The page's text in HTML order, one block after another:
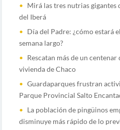
Mirá las tres nutrias gigantes
del Iberá
Día del Padre: ¿cómo estará
semana largo?
Rescatan más de un centenar
vivienda de Chaco
Guardaparques frustran
Parque Provincial Salto
La población de pingüinos
disminuye más rápido de lo